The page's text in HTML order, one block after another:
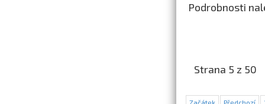
Podrobnosti
Strana 5 z 50
Začátek Předchozí